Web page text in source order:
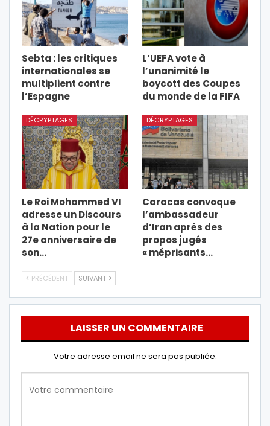
Sebta : les critiques
internationales se
multiplient contre
l’Espagne
L’UEFA vote à
l’unanimité le
boycott des Coupes
du monde de la FIFA
DÉCRYPTAGES
Le Roi Mohammed VI
adresse un Discours
à la Nation pour le
27e anniversaire de
son…
DÉCRYPTAGES
Caracas convoque
l’ambassadeur
d’Iran après des
propos jugés
« méprisants…
PRÉCÉDENT SUIVANT
LAISSER UN COMMENTAIRE
Votre adresse email ne sera pas publiée.